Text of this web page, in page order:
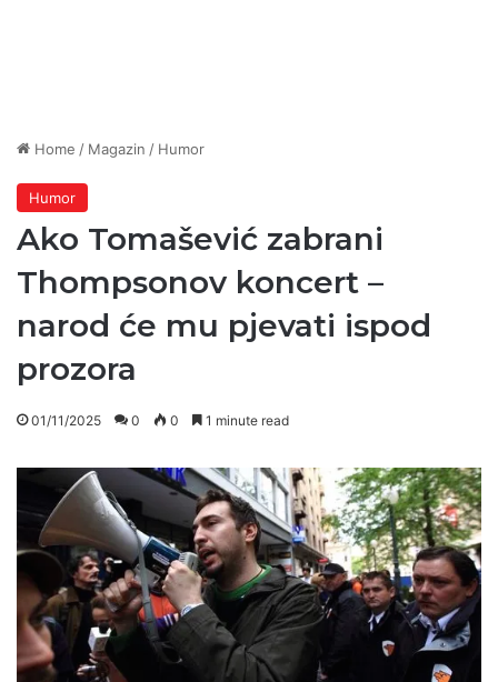
Home / Magazin / Humor
Humor
Ako Tomašević zabrani
Thompsonov koncert –
narod će mu pjevati ispod
prozora
01/11/2025 0 0 1 minute read